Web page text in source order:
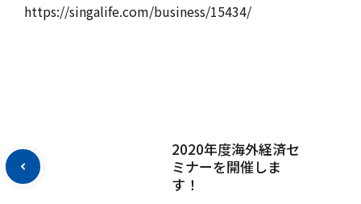
https://singalife.com/business/15434/
2020年度海外経済セ
ミナーを開催しま
す！